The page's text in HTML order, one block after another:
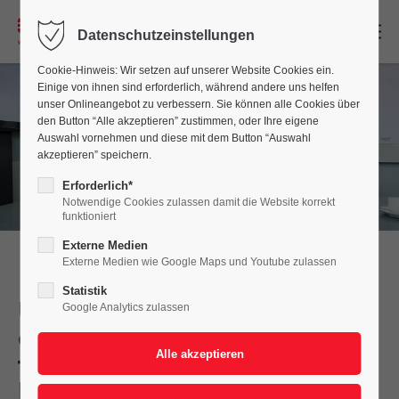
Unsere Vision –
ein fester Rahmen für unser
tägliches, aber auch
langfristiges Handeln
Datenschutzeinstellungen
Cookie-Hinweis: Wir setzen auf unserer Website Cookies ein.
Einige von ihnen sind erforderlich, während andere uns helfen
unser Onlineangebot zu verbessern. Sie können alle Cookies über
den Button “Alle akzeptieren” zustimmen, oder Ihre eigene
Auswahl vornehmen und diese mit dem Button “Auswahl
akzeptieren” speichern.
Erforderlich*
Notwendige Cookies zulassen damit die Website korrekt
funktioniert
Externe Medien
Externe Medien wie Google Maps und Youtube zulassen
Statistik
Google Analytics zulassen